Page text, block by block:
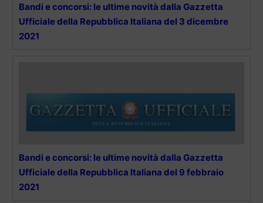
Bandi e concorsi: le ultime novità dalla Gazzetta
Ufficiale della Repubblica Italiana del 3 dicembre
2021
Bandi e concorsi: le ultime novità dalla Gazzetta
Ufficiale della Repubblica Italiana del 9 febbraio
2021